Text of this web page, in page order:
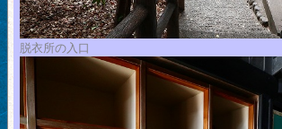
脱衣所の入口